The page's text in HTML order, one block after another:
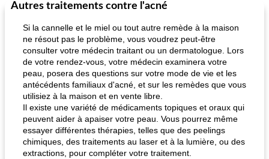
25min
Petit déjeuner et brunch
quinoa petit déjeuner méditerranéen
Viande et volaille
Autres traitements contre l'acné
Si la cannelle et le miel ou tout autre remède à la maison
ne résout pas le problème, vous voudrez peut-être
consulter votre médecin traitant ou un dermatologue. Lors
de votre rendez-vous, votre médecin examinera votre
peau, posera des questions sur votre mode de vie et les
antécédents familiaux d'acné, et sur les remèdes que vous
utilisiez à la maison et en vente libre.
Il existe une variété de médicaments topiques et oraux qui
peuvent aider à apaiser votre peau. Vous pourrez même
essayer différentes thérapies, telles que des peelings
chimiques, des traitements au laser et à la lumière, ou des
extractions, pour compléter votre traitement.